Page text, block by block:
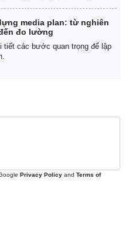
Chứng khoán
media plan: từ nghiên
đo lường
tiết các bước quan trọng để lập
Privacy Policy and Terms of